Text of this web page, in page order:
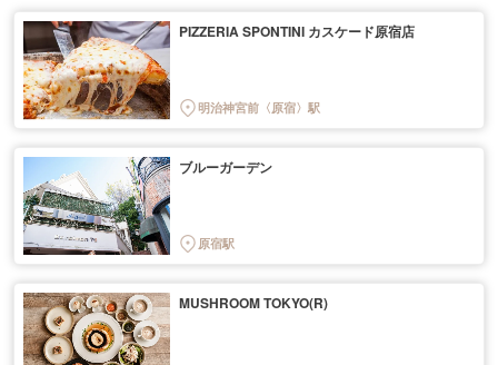
PIZZERIA SPONTINI カスケード原宿店
明治神宮前〈原宿〉駅
ブルーガーデン
原宿駅
MUSHROOM TOKYO(R)